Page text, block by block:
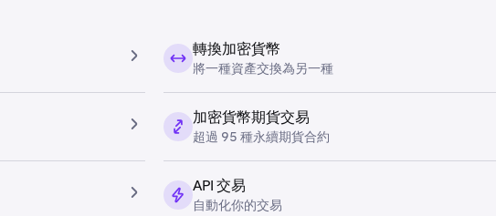
轉換加密貨幣
將一種資產交換為另一種
加密貨幣期貨交易
超過 95 種永續期貨合約
API 交易
自動化你的交易